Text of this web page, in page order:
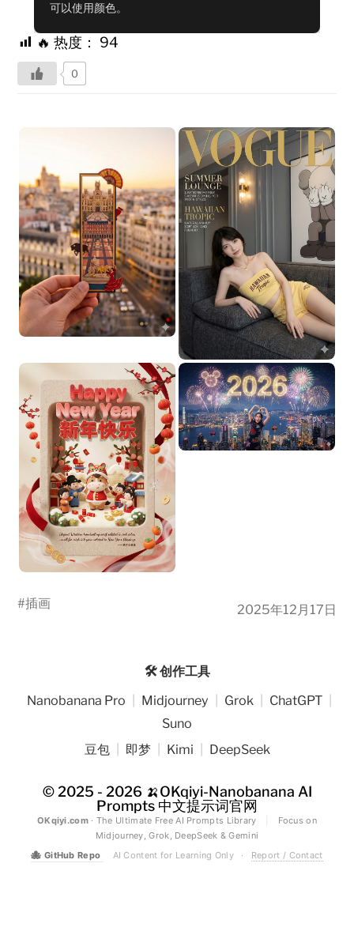
可以使用颜色。
🔥 热度： 94
0
#插画 2025年12月17日
🛠️ 创作工具
Nanobanana Pro
Midjourney Grok ChatGPT
Suno
豆包
即梦 Kimi DeepSeek
© 2025 - 2026 🍌OKqiyi-Nanobanana AI
Prompts 中文提示词官网
OKqiyi.com· The Ultimate Free AI Prompts Library
Focus on
Midjourney, Grok, DeepSeek & Gemini
🐙 GitHub Repo AI Content for Learning Only · Report / Contact